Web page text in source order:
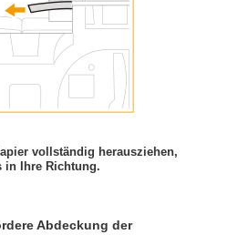
vollständig herausziehen,
in Ihre Richtung.
Abdeckung der